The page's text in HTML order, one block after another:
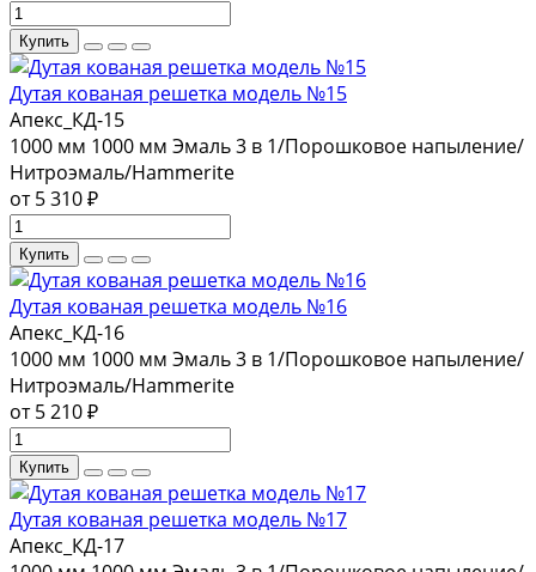
Купить
Дутая кованая решетка модель №15
Апекс_КД-15
1000 мм 1000 мм Эмаль 3 в 1/Порошковое напыление/
Нитроэмаль/Hammerite
от 5 310 ₽
Купить
Дутая кованая решетка модель №16
Апекс_КД-16
1000 мм 1000 мм Эмаль 3 в 1/Порошковое напыление/
Нитроэмаль/Hammerite
от 5 210 ₽
Купить
Дутая кованая решетка модель №17
Апекс_КД-17